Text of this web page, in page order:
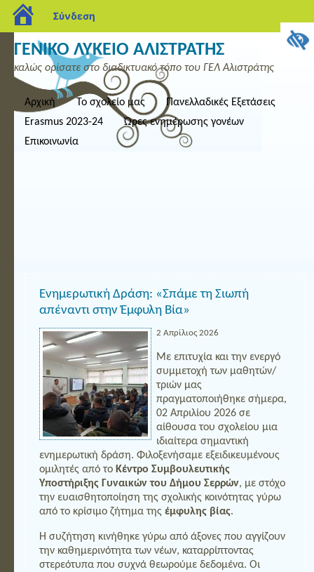
blogs.sch.gr
Σύνδεση
ΓΕΝΙΚΟ ΛΥΚΕΙΟ ΑΛΙΣΤΡΑΤΗΣ
καλώς ορίσατε στο διαδικτυακό τόπο του ΓΕΛ Αλιστράτης
Αρχική Το σχολείο μας
Πανελλαδικές Εξετάσεις
Erasmus 2023-24
Ώρες ενημέρωσης γονέων
Επικοινωνία
Ενημερωτική Δράση: «Σπάμε τη Σιωπή
απέναντι στην Έμφυλη Βία»
2 Απρίλιος 2026
Με επιτυχία και την ενεργό
συμμετοχή των μαθητών/
τριών μας
πραγματοποιήθηκε σήμερα,
02 Απριλίου 2026 σε
αίθουσα του σχολείου μια
ιδιαίτερα σημαντική
ενημερωτική δράση. Φιλοξενήσαμε εξειδικευμένους
ομιλητές από το Κέντρο Συμβουλευτικής
Υποστήριξης Γυναικών του Δήμου Σερρών, με στόχο
την ευαισθητοποίηση της σχολικής κοινότητας γύρω
από το κρίσιμο ζήτημα της έμφυλης βίας.
Η συζήτηση κινήθηκε γύρω από άξονες που αγγίζουν
την καθημερινότητα των νέων, καταρρίπτοντας
στερεότυπα που συχνά θεωρούμε δεδομένα. Οι